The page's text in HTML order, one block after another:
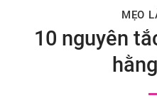
MẸO
10 nguyên